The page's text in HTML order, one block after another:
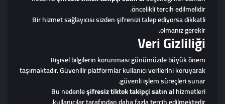
öncelikli tercih edilmelidir.
Bir hizmet sağlayıcısı sizden şifrenizi talep ediyorsa dikkatli
olmanız gerekir.
Veri Gizliliği
Kişisel bilgilerin korunması günümüzde büyük önem
taşımaktadır. Güvenilir platformlar kullanıcı verilerini koruyarak
güvenli işlem süreçleri sunar.
Bu nedenleşifresiz tiktok takipçi satın alhizmetleri